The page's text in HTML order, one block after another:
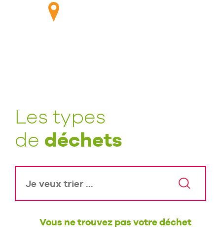
Les types
de déchets
Vous ne trouvez pas votre déchet